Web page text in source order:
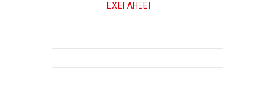
ΕΧΕΙ ΛΗΞΕΙ